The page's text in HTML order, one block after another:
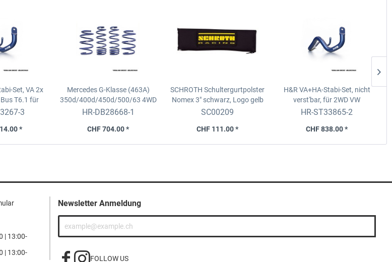
Set, VA 2x
T6.1 für
ohne
3
*
Mercedes G-Klasse (463A)
350d/400d/450d/500/63 4WD
H&R-Federsatz inkl. AMG Ride
HR-DB28668-1
CHF 704.00 *
SCHROTH Schultergurtpolster
Nomex 3" schwarz, Logo gelb
SC00209
CHF 111.00 *
H&R VA+HA-Stabi-Set, nicht
verst'bar, für 2WDVW
Golf3/Corrado GTI+VR6 mit
HR-ST33865-2
CHF 838.00 *
| 13:00-
| 13:00-
Newsletter Anmeldung
FOLLOW US